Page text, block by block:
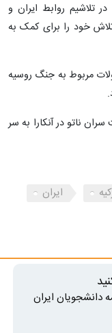
تلاشیم روابط ایران و
خود را برای کمک به
مربوط به جنگ روسیه
ناتو در آنکارا به سر
ایران
دانشجویان ایران